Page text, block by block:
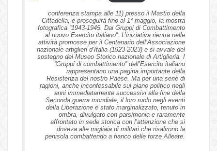
conferenza stampa alle 11) presso il Mastio della
Cittadella, e proseguirà fino al 1° maggio, la mostra
fotografica “1943-1945. Dai Gruppi di Combattimento
al nuovo Esercito italiano”. L’iniziativa rientra nelle
attività promosse per il Centenario dell’Associazione
nazionale artiglieri d’Italia (1923-2023) e si avvale del
sostegno del Museo Storico nazionale di Artiglieria. I
“Gruppi di combattimento” dell’Esercito italiano
rappresentano una pagina importante della
Resistenza del nostro Paese. Ma per una serie di
ragioni, anche inconfessabile sul piano politico negli
anni immediatamente successivi alla fine della
Seconda guerra mondiale, il loro ruolo negli eventi
della Liberazione è stato marginalizzato, tenuto in
ombra, divulgato con parsimonia e raramente
affrontato in sede storica con l’attenzione che si
doveva alle migliaia di militari che risalirono la
penisola combattendo a fianco delle forze Alleate.